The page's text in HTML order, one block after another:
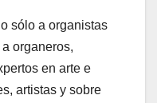
sólo a organistas
organeros,
en arte e
artistas y sobre